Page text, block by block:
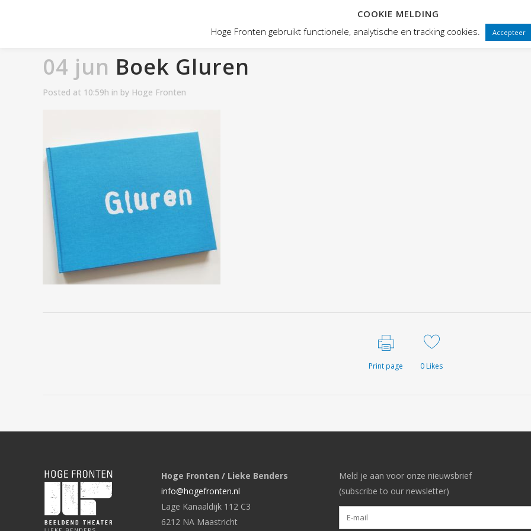
VOORSTELLINGEN PUBLIEKSWERKING
04 jun Boek Gluren
Posted at 10:59h in by Hoge Fronten
Print page 0Likes
Hoge Fronten / Lieke Benders
info@hogefronten.nl
Lage Kanaaldijk 112 C3
6212 NA Maastricht
Meld je aan voor onze nieuwsbrief
(subscribe to our newsletter)
COOKIE MELDING
Hoge Fronten gebruikt functionele, analytische en tracking cookies.
Accepteer